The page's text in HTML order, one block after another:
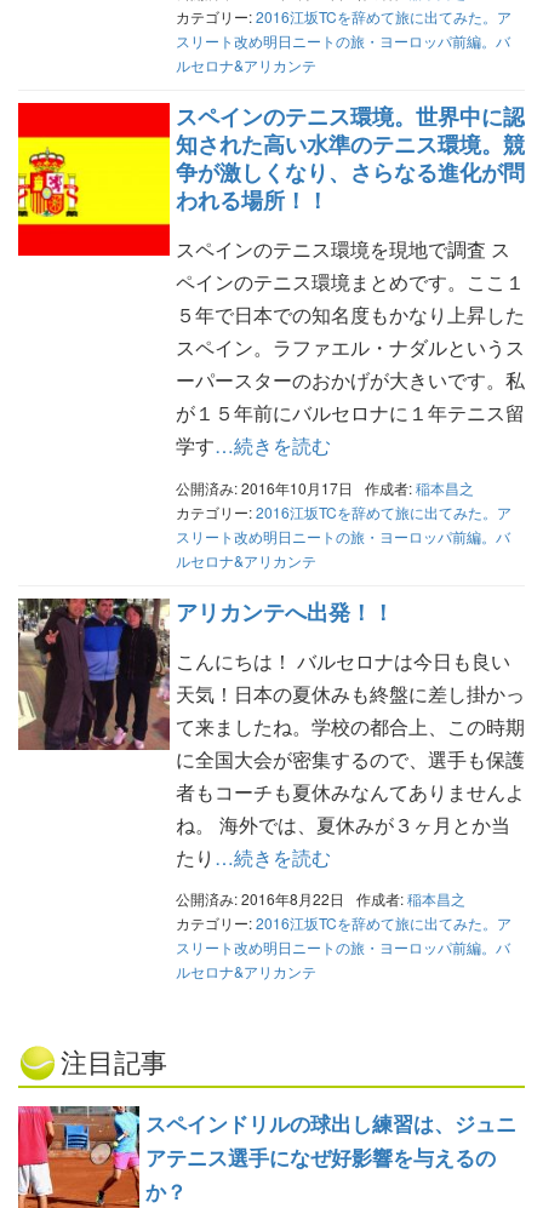
カテゴリー:2016江坂TCを辞めて旅に出てみた。ア
スリート改め明日ニートの旅・ヨーロッパ前編。バ
ルセロナ&アリカンテ
スペインのテニス環境。世界中に認
知された高い水準のテニス環境。競
争が激しくなり、さらなる進化が問
われる場所！！
スペインのテニス環境を現地で調査 ス
ペインのテニス環境まとめです。ここ１
５年で日本での知名度もかなり上昇した
スペイン。ラファエル・ナダルというス
ーパースターのおかげが大きいです。私
が１５年前にバルセロナに１年テニス留
学す…続きを読む
公開済み: 2016年10月17日 作成者:稲本昌之
カテゴリー:2016江坂TCを辞めて旅に出てみた。ア
スリート改め明日ニートの旅・ヨーロッパ前編。バ
ルセロナ&アリカンテ
アリカンテへ出発！！
こんにちは！ バルセロナは今日も良い
天気！日本の夏休みも終盤に差し掛かっ
て来ましたね。学校の都合上、この時期
に全国大会が密集するので、選手も保護
者もコーチも夏休みなんてありませんよ
ね。 海外では、夏休みが３ヶ月とか当
たり …続きを読む
公開済み: 2016年8月22日 作成者:稲本昌之
カテゴリー:2016江坂TCを辞めて旅に出てみた。ア
スリート改め明日ニートの旅・ヨーロッパ前編。バ
ルセロナ&アリカンテ
注目記事
スペインドリルの球出し練習は、ジュニ
アテニス選手になぜ好影響を与えるの
か？